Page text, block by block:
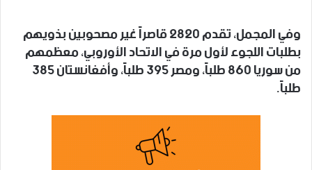
وفي المجمل، تقدم 2820 قاصراً غير مصحوبين بذويهم
بطلبات اللجوء لأول مرة في الاتحاد الأوروبي، معظمهم
من سوريا 860 طلباً، ومصر 395 طلباً، وأفغانستان 385
طلباً.